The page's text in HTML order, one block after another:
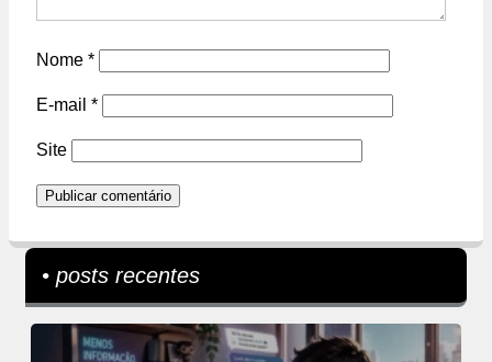
Nome *
E-mail *
Site
• posts recentes